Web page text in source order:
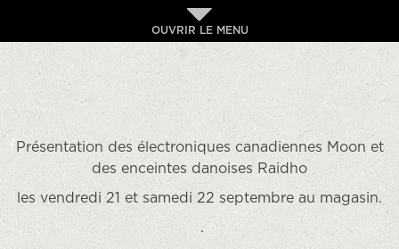
OUVRIR LE MENU
Présentation des électroniques canadiennes Moon et
des enceintes danoises Raidho
les vendredi 21 et samedi 22 septembre au magasin.
.